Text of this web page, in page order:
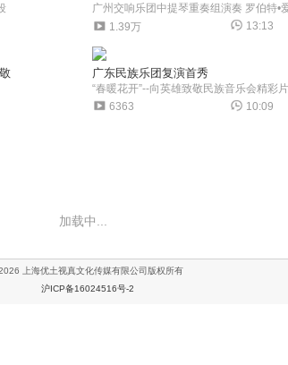
1.39万
13:13
广东民族乐团复演首秀
“春暖花开”--向英雄致敬民族音乐会精彩
6363
10:09
加载中...
上海优土视真文化传媒有限公司版权所有
沪ICP备16024516号-2